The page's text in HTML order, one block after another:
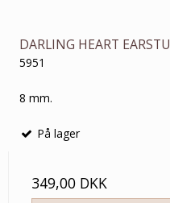
DARLING HEART
5951
8 mm.
På lager
349,00 DKK